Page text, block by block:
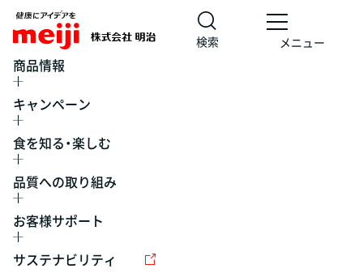
検索 メニュー
商品情報
キャンペーン
食を知る・楽しむ
品質への取り組み
お客様サポート
サステナビリティ